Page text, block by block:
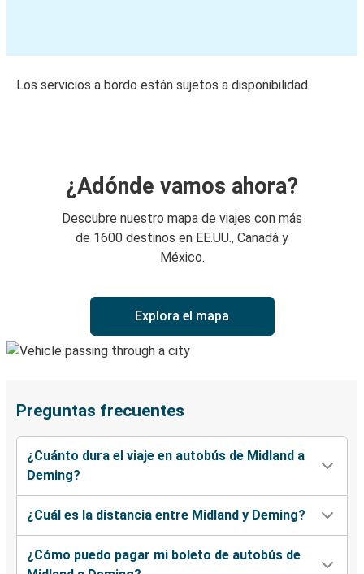
Los servicios a bordo están sujetos a disponibilidad
¿Adónde vamos ahora?
Descubre nuestro mapa de viajes con más
de 1600 destinos en EE.UU., Canadá y
México.
Explora el mapa
Preguntas frecuentes
¿Cuánto dura el viaje en autobús de Midland a
Deming?
¿Cuál es la distancia entre Midland y Deming?
¿Cómo puedo pagar mi boleto de autobús de